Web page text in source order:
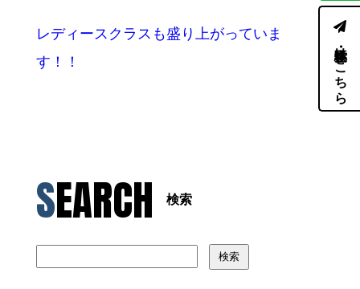
レディースクラスも盛り上がっていま
す！！
SEARCH 検索
検索
体験・見学はこちら